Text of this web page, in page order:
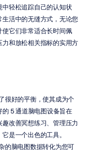
轻松追踪自己的认知状
活中的无缝方式，无论您
它们非常适合长时间佩
和放松相关指标的实用方
很好的平衡，使其成为个
5 通道脑电图设备旨在
改善冥想练习、管理压力
是一个出色的工具。
的脑电图数据转化为您可